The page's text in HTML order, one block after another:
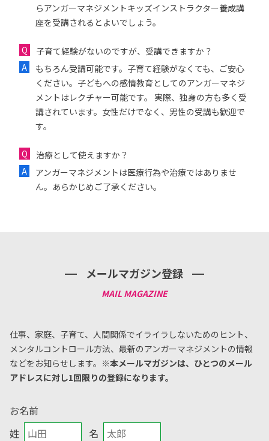
らアンガーマネジメントキッズインストラクター養成講
座を受講されるとよいでしょう。
子育て経験がないのですが、受講できますか？
もちろん受講可能です。子育て経験がなくても、ご安心
ください。子どもへの感情教育としてのアンガーマネジ
メントはレクチャー可能です。 実際、独身の方も多く受
講されています。女性だけでなく、男性の受講も歓迎で
す。
治療として使えますか？
アンガーマネジメントは医療行為や治療ではありませ
ん。あらかじめご了承ください。
メールマガジン登録
仕事、家庭、子育て、人間関係でイライラしないためのヒント、
メンタルコントロール方法、 最新のアンガーマネジメントの情報
などをお知らせします。 ※本メールマガジンは、ひとつのメール
アドレスに対し1回限りの登録になります。
お名前
姓
名